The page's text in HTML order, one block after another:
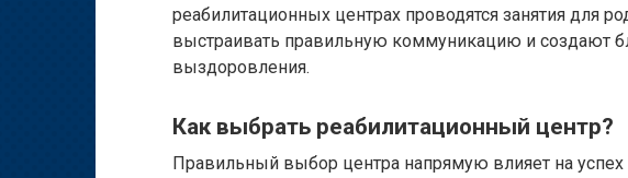
реабилитационных центрах проводятся занятия для
выстраивать правильную коммуникацию и создают
выздоровления.
Как выбрать реабилитационный центр?
Правильный выбор центра напрямую влияет на успех